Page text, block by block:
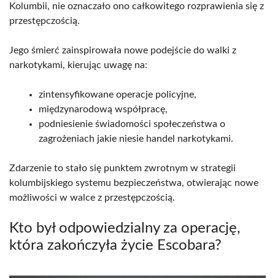
Kolumbii, nie oznaczało ono całkowitego rozprawienia się z
przestępczością.
Jego śmierć zainspirowała nowe podejście do walki z
narkotykami, kierując uwagę na:
zintensyfikowane operacje policyjne,
międzynarodową współpracę,
podniesienie świadomości społeczeństwa o
zagrożeniach jakie niesie handel narkotykami.
Zdarzenie to stało się punktem zwrotnym w strategii
kolumbijskiego systemu bezpieczeństwa, otwierając nowe
możliwości w walce z przestępczością.
Kto był odpowiedzialny za operację,
która zakończyła życie Escobara?